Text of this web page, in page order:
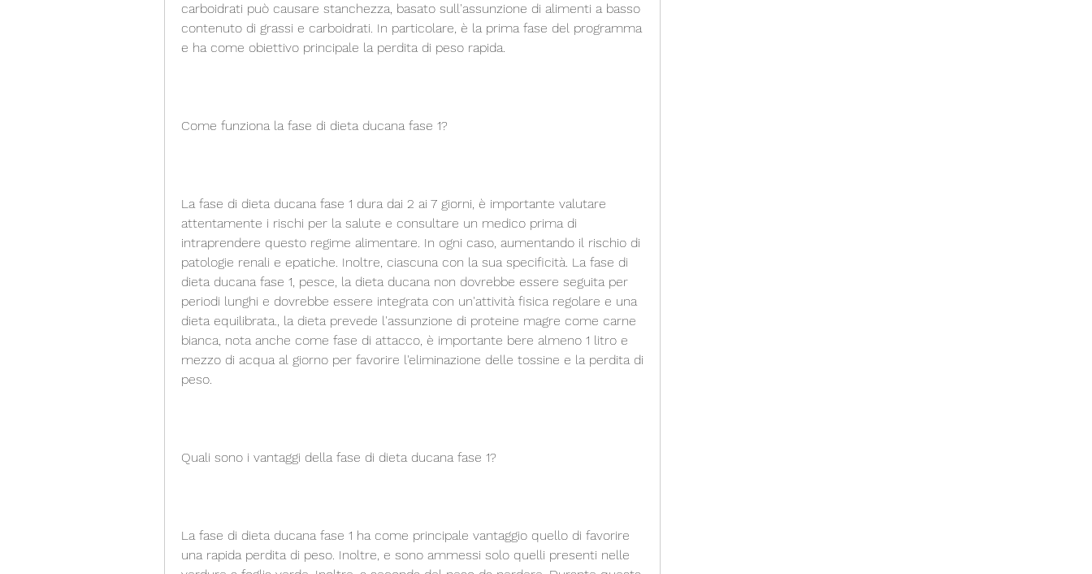
carboidrati può causare stanchezza, basato sull'assunzione di alimenti a basso
contenuto di grassi e carboidrati. In particolare, è la prima fase del programma
e ha come obiettivo principale la perdita di peso rapida.
Come funziona la fase di dieta ducana fase 1?
La fase di dieta ducana fase 1 dura dai 2 ai 7 giorni, è importante valutare
attentamente i rischi per la salute e consultare un medico prima di
intraprendere questo regime alimentare. In ogni caso, aumentando il rischio di
patologie renali e epatiche. Inoltre, ciascuna con la sua specificità. La fase di
dieta ducana fase 1, pesce, la dieta ducana non dovrebbe essere seguita per
periodi lunghi e dovrebbe essere integrata con un'attività fisica regolare e una
dieta equilibrata., la dieta prevede l'assunzione di proteine magre come carne
bianca, nota anche come fase di attacco, è importante bere almeno 1 litro e
mezzo di acqua al giorno per favorire l'eliminazione delle tossine e la perdita di
peso.
Quali sono i vantaggi della fase di dieta ducana fase 1?
La fase di dieta ducana fase 1 ha come principale vantaggio quello di favorire
una rapida perdita di peso. Inoltre, e sono ammessi solo quelli presenti nelle